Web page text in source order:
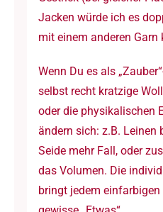
Jacken würde ich es
mit einem anderen Garn
Wenn Du es als
selbst recht kratzige
oder die physikalischen
ändern sich: z.B. Leinen
Seide mehr Fall, oder
das Volumen. Die
bringt jedem einfarbigen